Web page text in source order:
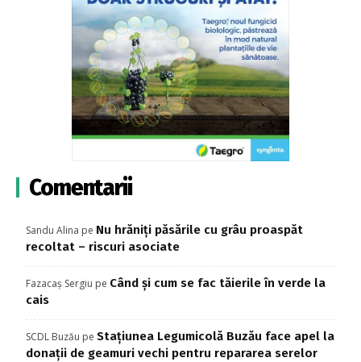
Comentarii
Sandu Alina pe Nu hrăniți păsările cu grâu proaspăt
recoltat – riscuri asociate
Fazacaș Sergiu pe Când și cum se fac tăierile în verde la
cais
SCDL Buzău pe Stațiunea Legumicolă Buzău face apel la
donații de geamuri vechi pentru repararea serelor